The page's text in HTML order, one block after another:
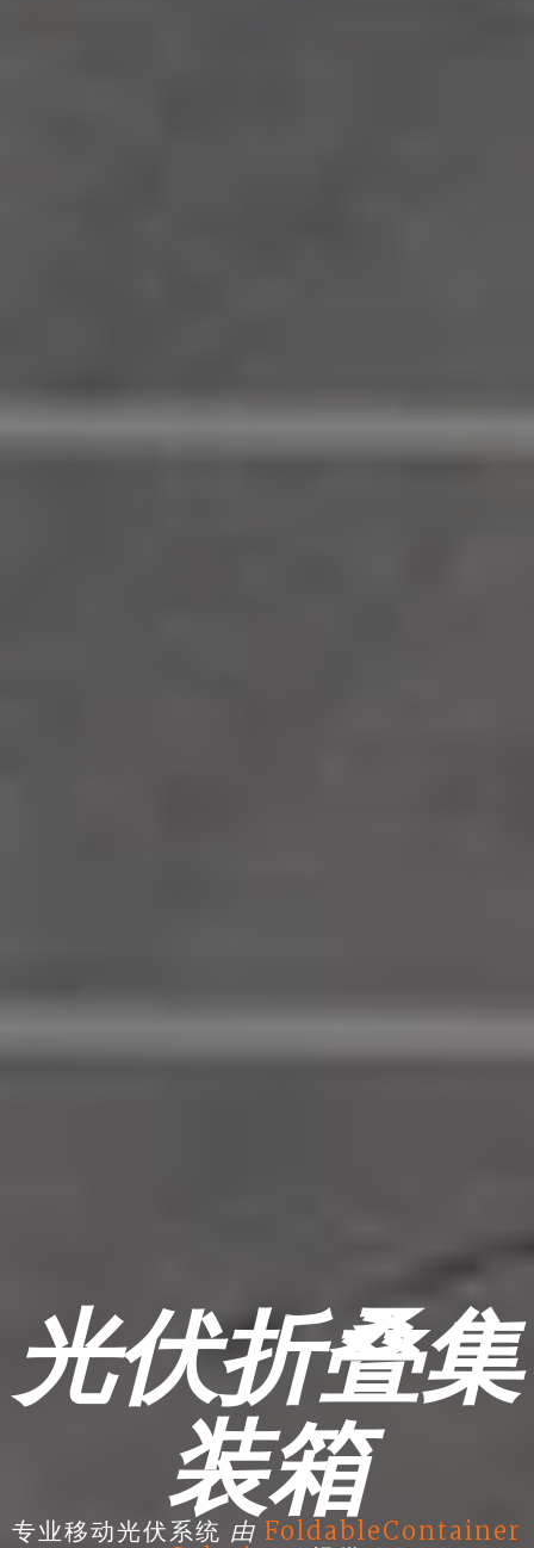
光伏折叠集
装箱
专业移动光伏系统 由 FoldableContainer